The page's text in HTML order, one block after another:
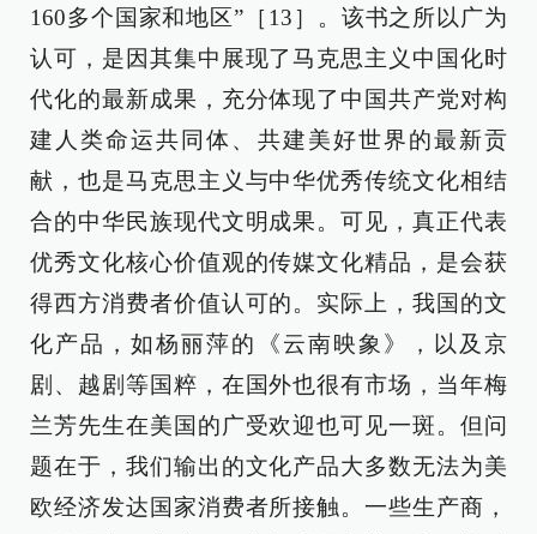
160多个国家和地区”［13］。该书之所以广为
认可，是因其集中展现了马克思主义中国化时
代化的最新成果，充分体现了中国共产党对构
建人类命运共同体、共建美好世界的最新贡
献，也是马克思主义与中华优秀传统文化相结
合的中华民族现代文明成果。可见，真正代表
优秀文化核心价值观的传媒文化精品，是会获
得西方消费者价值认可的。实际上，我国的文
化产品，如杨丽萍的《云南映象》，以及京
剧、越剧等国粹，在国外也很有市场，当年梅
兰芳先生在美国的广受欢迎也可见一斑。但问
题在于，我们输出的文化产品大多数无法为美
欧经济发达国家消费者所接触。一些生产商，